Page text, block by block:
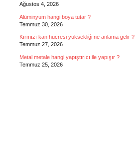
Ağustos 4, 2026
Alüminyum hangi boya tutar ?
Temmuz 30, 2026
Kırmızı kan hücresi yüksekliği ne anlama gelir ?
Temmuz 27, 2026
Metal metale hangi yapıştırıcı ile yapışır ?
Temmuz 25, 2026